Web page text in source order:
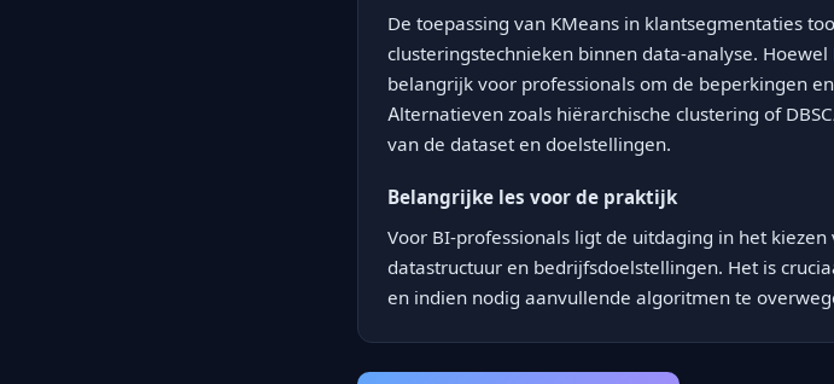
De toepassing van KMeans in klantsegmentaties
clusteringstechnieken binnen data-analyse.
belangrijk voor professionals om de beperkingen
Alternatieven zoals hiërarchische clustering of
van de dataset en doelstellingen.
Belangrijke les voor de praktijk
Voor BI-professionals ligt de uitdaging in het
datastructuur en bedrijfsdoelstellingen. Het is
en indien nodig aanvullende algoritmen te